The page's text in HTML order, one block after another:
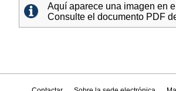
Aquí aparece una imagen en
Consulte el documento PDF